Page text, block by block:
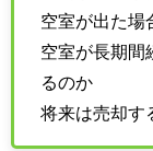
空室が出た場
空室が長期間
るのか
将来は売却す